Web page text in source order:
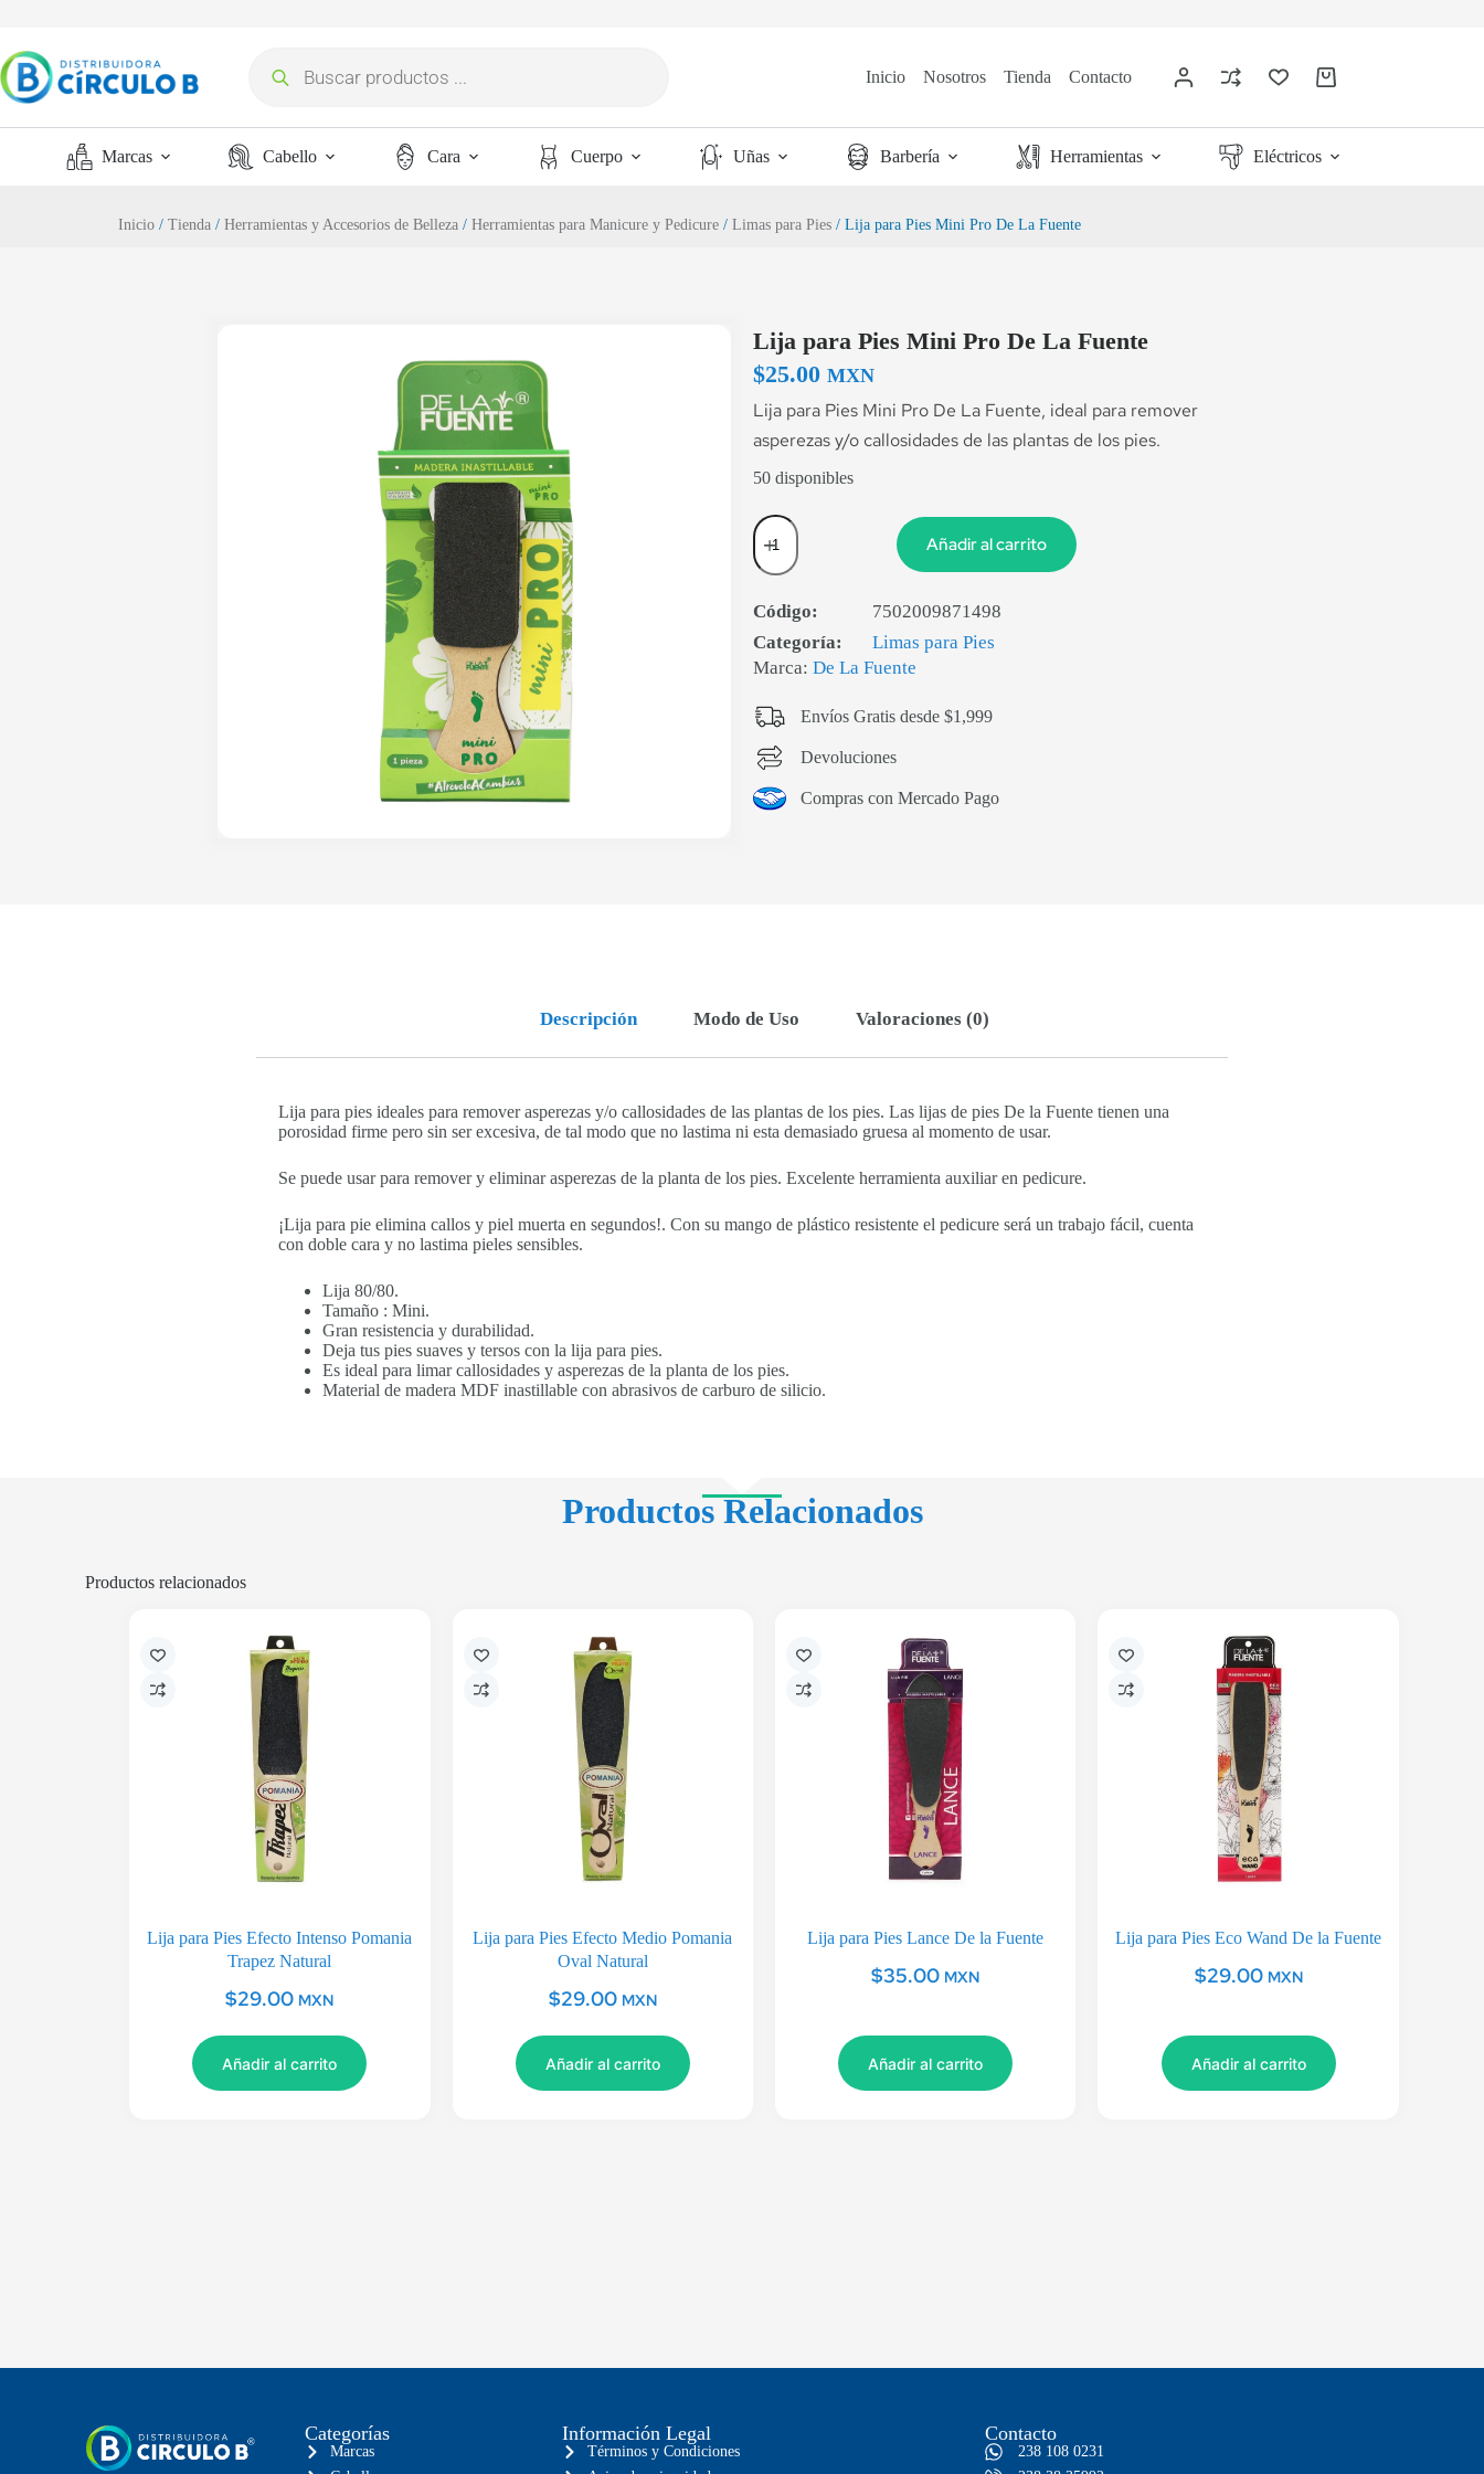
Inicio Nosotros Tienda Contacto
Marcas Cabello Cara Cuerpo Uñas Barbería Herramientas Eléctricos
Inicio /Tienda /Herramientas y Accesorios de Belleza /Herramientas para Manicure y Pedicure /Limas para Pies / Lija para Pies Mini Pro De La Fuente
Lija para Pies Mini Pro De La Fuente
$25.00 MXN
Lija para Pies Mini Pro De La Fuente, ideal para remover
asperezas y/o callosidades de las plantas de los pies.
50 disponibles
Añadir al carrito
Código:
7502009871498
Categoría:
Limas para Pies
Marca: De La Fuente
Envíos Gratis desde $1,999
Devoluciones
Compras con Mercado Pago
Descripción Modo de Uso Valoraciones (0)
Lija para pies ideales para remover asperezas y/o callosidades de las plantas de los pies. Las lijas de pies De la Fuente tienen una
porosidad firme pero sin ser excesiva, de tal modo que no lastima ni esta demasiado gruesa al momento de usar.
Se puede usar para remover y eliminar asperezas de la planta de los pies. Excelente herramienta auxiliar en pedicure.
¡Lija para pie elimina callos y piel muerta en segundos!. Con su mango de plástico resistente el pedicure será un trabajo fácil, cuenta
con doble cara y no lastima pieles sensibles.
Lija 80/80.
Tamaño : Mini.
Gran resistencia y durabilidad.
Deja tus pies suaves y tersos con la lija para pies.
Es ideal para limar callosidades y asperezas de la planta de los pies.
Material de madera MDF inastillable con abrasivos de carburo de silicio.
Productos Relacionados
Productos relacionados
Lija para Pies Efecto Intenso Pomania
Trapez Natural
$29.00 MXN
Añadir al carrito
Lija para Pies Efecto Medio Pomania
Oval Natural
$29.00 MXN
Añadir al carrito
Lija para Pies Lance De la Fuente
$35.00 MXN
Añadir al carrito
Lija para Pies Eco Wand De la Fuente
$29.00 MXN
Añadir al carrito
Categorías
Marcas
Información Legal
Términos y Condiciones
Contacto
238 108 0231